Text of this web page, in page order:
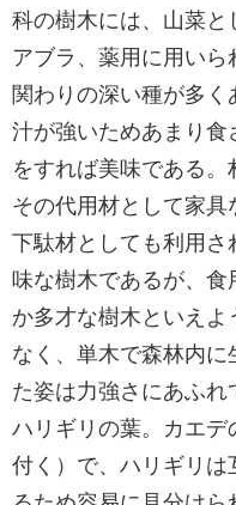
科の樹木には、山菜
アブラ、薬用に用いら
関わりの深い種が多
汁が強いためあまり食
をすれば美味である。
その代用材として家
下駄材としても利用
味な樹木であるが、
か多才な樹木といえよ
なく、単木で森林内に
た姿は力強さにあふ
ハリギリの葉。カエデ
付く）で、ハリギリ